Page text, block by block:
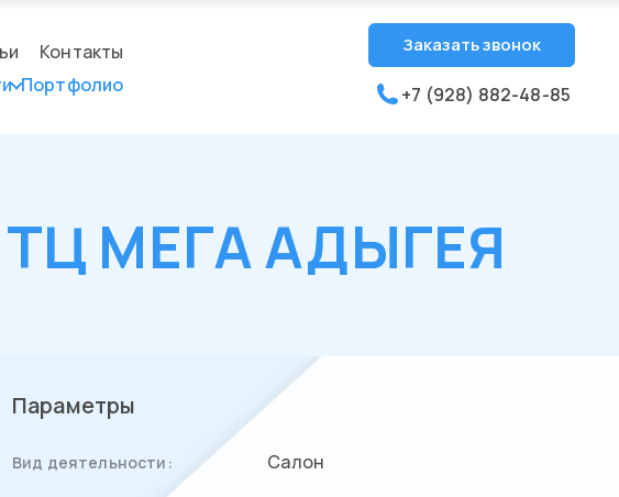
Контакты
Портфолио
Заказать звонок
+7 (928) 882-48-85
ТЦ МЕГА АДЫГЕЯ
Параметры
Вид деятельности: Салон